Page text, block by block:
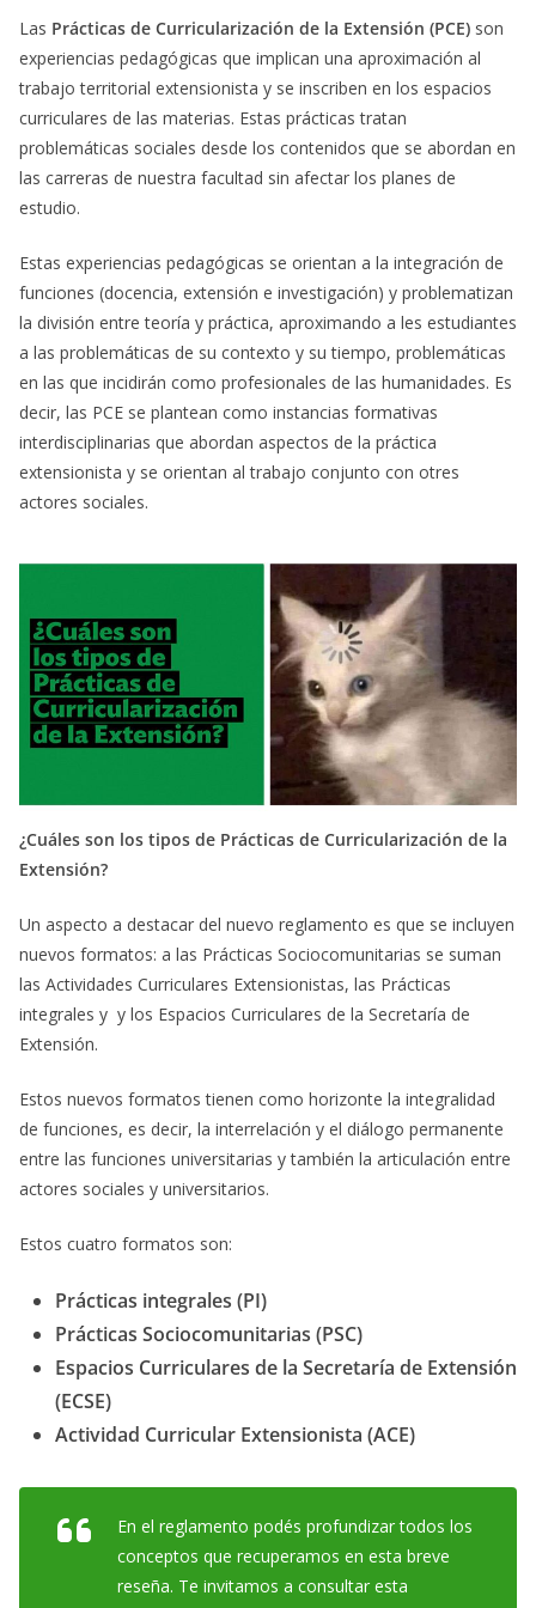
Las Prácticas de Curricularización de la Extensión (PCE) son
experiencias pedagógicas que implican una aproximación al
trabajo territorial extensionista y se inscriben en los espacios
curriculares de las materias. Estas prácticas tratan
problemáticas sociales desde los contenidos que se abordan en
las carreras de nuestra facultad sin afectar los planes de
estudio.
Estas experiencias pedagógicas se orientan a la integración de
funciones (docencia, extensión e investigación) y problematizan
la división entre teoría y práctica, aproximando a les estudiantes
a las problemáticas de su contexto y su tiempo, problemáticas
en las que incidirán como profesionales de las humanidades. Es
decir, las PCE se plantean como instancias formativas
interdisciplinarias que abordan aspectos de la práctica
extensionista y se orientan al trabajo conjunto con otres
actores sociales.
¿Cuáles son los tipos de Prácticas de Curricularización de la
Extensión?
Un aspecto a destacar del nuevo reglamento es que se incluyen
nuevos formatos: a las Prácticas Sociocomunitarias se suman
las Actividades Curriculares Extensionistas, las Prácticas
integrales y y los Espacios Curriculares de la Secretaría de
Extensión.
Estos nuevos formatos tienen como horizonte la integralidad
de funciones, es decir, la interrelación y el diálogo permanente
entre las funciones universitarias y también la articulación entre
actores sociales y universitarios.
Estos cuatro formatos son:
Prácticas integrales (PI)
Prácticas Sociocomunitarias (PSC)
Espacios Curriculares de la Secretaría de Extensión
(ECSE)
Actividad Curricular Extensionista (ACE)
En el reglamento podés profundizar todos los
conceptos que recuperamos en esta breve
reseña. Te invitamos a consultar esta